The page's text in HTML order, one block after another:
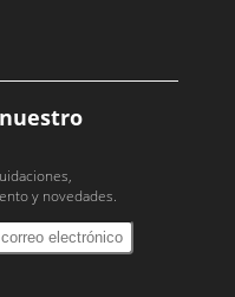
y novedades.